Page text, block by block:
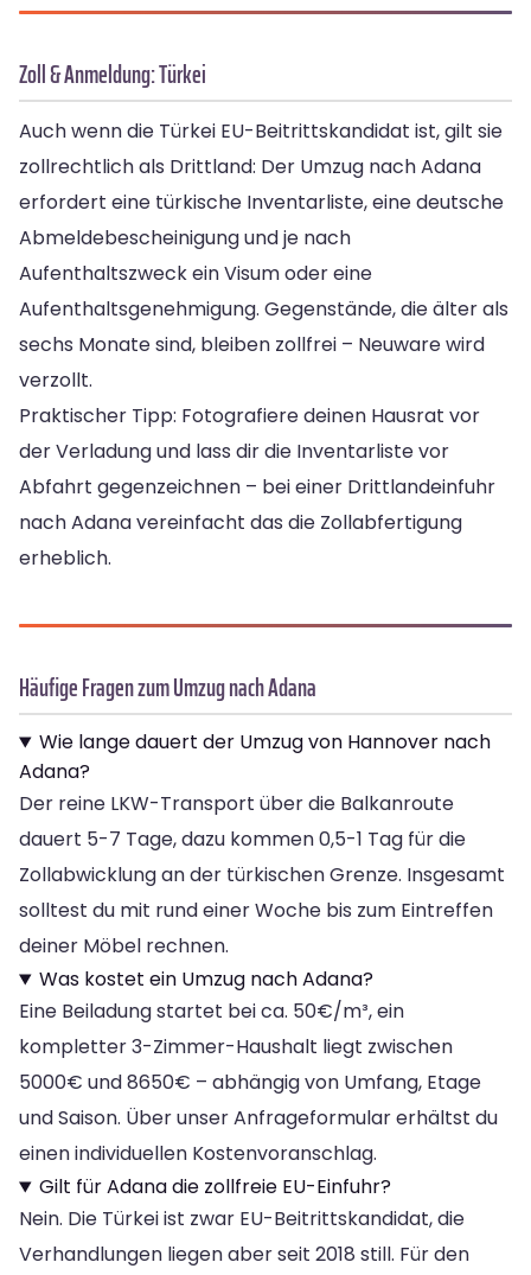
Zoll & Anmeldung: Türkei
Auch wenn die Türkei EU-Beitrittskandidat ist, gilt sie
zollrechtlich als Drittland: Der Umzug nach Adana
erfordert eine türkische Inventarliste, eine deutsche
Abmeldebescheinigung und je nach
Aufenthaltszweck ein Visum oder eine
Aufenthaltsgenehmigung. Gegenstände, die älter als
sechs Monate sind, bleiben zollfrei – Neuware wird
verzollt.
Praktischer Tipp: Fotografiere deinen Hausrat vor
der Verladung und lass dir die Inventarliste vor
Abfahrt gegenzeichnen – bei einer Drittlandeinfuhr
nach Adana vereinfacht das die Zollabfertigung
erheblich.
Häufige Fragen zum Umzug nach Adana
Wie lange dauert der Umzug von Hannover nach
Adana?
Der reine LKW-Transport über die Balkanroute
dauert 5-7 Tage, dazu kommen 0,5-1 Tag für die
Zollabwicklung an der türkischen Grenze. Insgesamt
solltest du mit rund einer Woche bis zum Eintreffen
deiner Möbel rechnen.
Was kostet ein Umzug nach Adana?
Eine Beiladung startet bei ca. 50€/m³, ein
kompletter 3-Zimmer-Haushalt liegt zwischen
5000€ und 8650€ – abhängig von Umfang, Etage
und Saison. Über unser Anfrageformular erhältst du
einen individuellen Kostenvoranschlag.
Gilt für Adana die zollfreie EU-Einfuhr?
Nein. Die Türkei ist zwar EU-Beitrittskandidat, die
Verhandlungen liegen aber seit 2018 still. Für den